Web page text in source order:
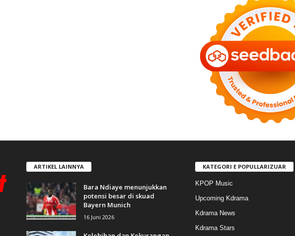
ARTIKEL LAINNYA
Bara Ndiaye menunjukkan
potensi besar di skuad
Bayern Munich
16 Juni 2026
KATEGORI E POPULLARIZUAR
KPOP Music
Upcoming Kdrama
Kdrama News
Kdrama Stars